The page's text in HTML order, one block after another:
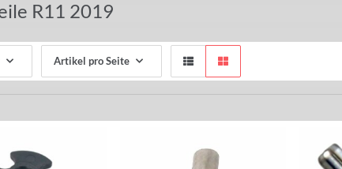
R11 2019
Artikel pro Seite